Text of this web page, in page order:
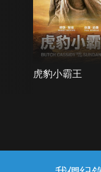
虎豹小霸王